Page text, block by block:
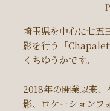
埼玉県を中心に七五
影を行う「
くちゆうかです。
2018年の開業以来
影、ロケーションフ